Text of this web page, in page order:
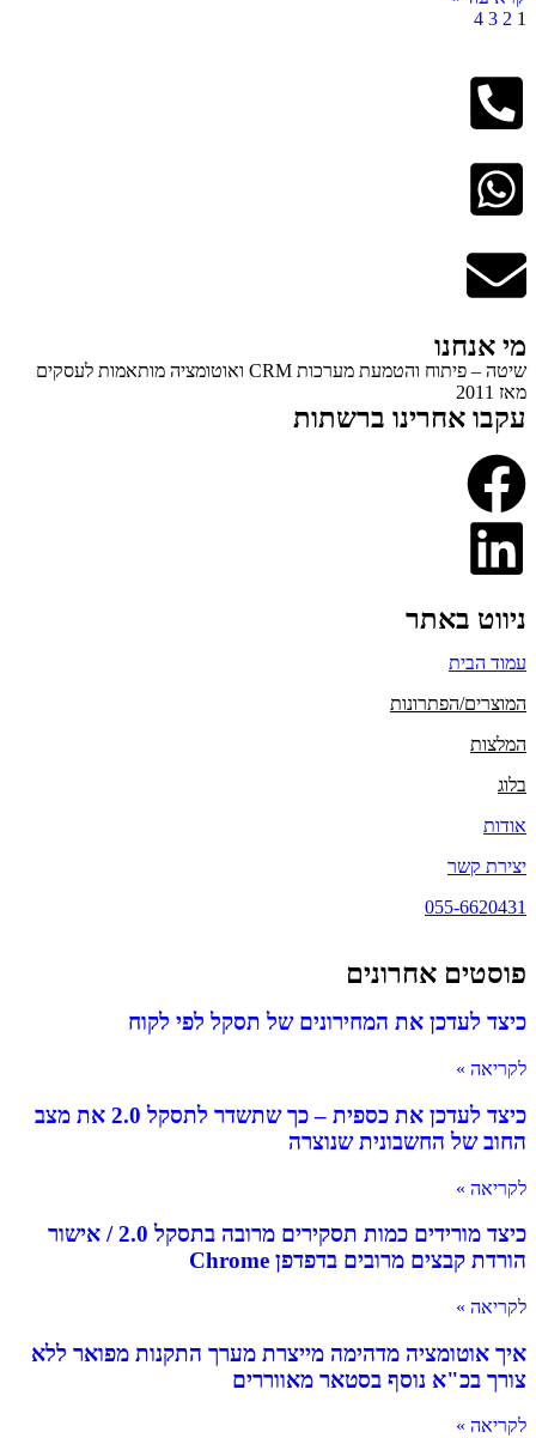
1
2
3
4
מי אנחנו
שיטה – פיתוח והטמעת מערכות CRM ואוטומציה מותאמות לעסקים
מאז 2011
עקבו אחרינו ברשתות
ניווט באתר
עמוד הבית
המוצרים/הפתרונות
המלצות
בלוג
אודות
יצירת קשר
055-6620431
פוסטים אחרונים
כיצד לעדכן את המחירונים של תסקל לפי לקוח
לקריאה »
כיצד לעדכן את כספית – כך שתשדר לתסקל 2.0 את מצב
החוב של החשבונית שנוצרה
לקריאה »
כיצד מורידים כמות תסקירים מרובה בתסקל 2.0 / אישור
הורדת קבצים מרובים בדפדפן Chrome
לקריאה »
איך אוטומציה מדהימה מייצרת מערך התקנות מפואר ללא
צורך בכ"א נוסף בסטאר מאווררים
לקריאה »